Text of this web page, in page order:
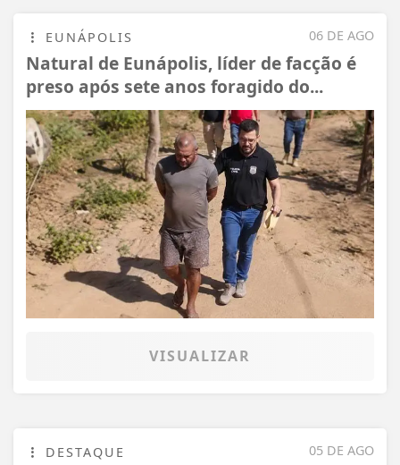
06 DE AGO
EUNÁPOLIS
Natural de Eunápolis, líder de facção é
preso após sete anos foragido do...
VISUALIZAR
05 DE AGO
DESTAQUE